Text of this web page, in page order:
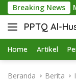
Breaking News
Perpisahan
PPTQ Al-
Bukit Raja
Home Artikel
Beranda Berita